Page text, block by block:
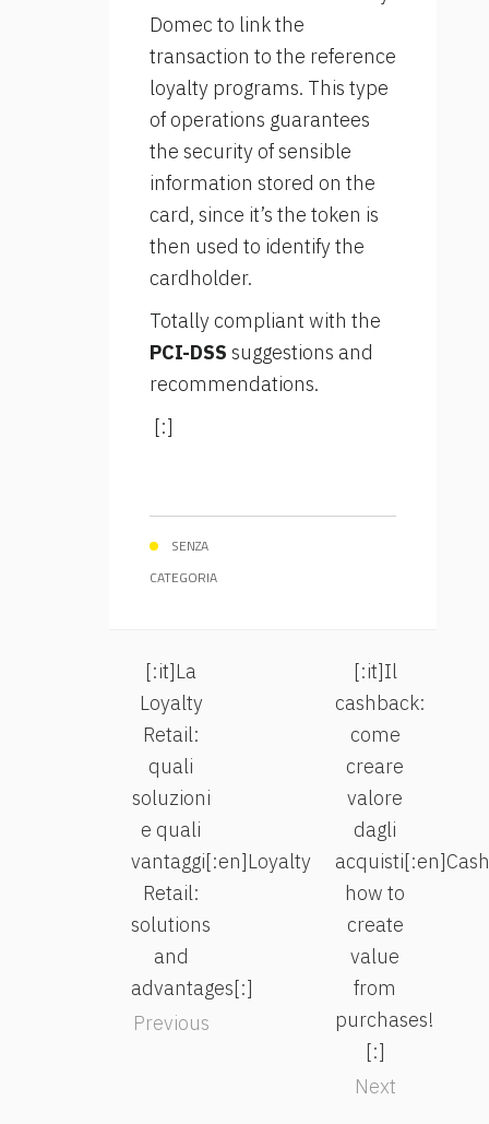
Domec to link the
transaction to the reference
loyalty programs. This type
of operations guarantees
the security of sensible
information stored on the
card, since it’s the token is
then used to identify the
cardholder.
Totally compliant with the
PCI-DSS suggestions and
recommendations.
[:]
SENZA
CATEGORIA
[:it]La
Loyalty
Retail:
quali
soluzioni
e quali
vantaggi[:en]Loyalty
Retail:
solutions
and
advantages[:]
Previous
[:it]Il
cashback:
come
creare
valore
dagli
how to
create
value
from
purchases!
[:]
Next